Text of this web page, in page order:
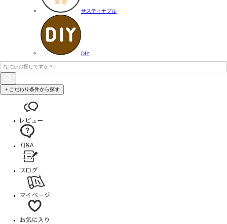
サスティナブル
DIY
＋こだわり条件から探す